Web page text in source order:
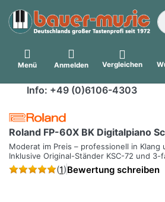
Menü Anmelden Vergleichen
Info: +49 (0)6106-4303
Roland FP-60X BK Digitalpiano
Moderat im Preis – professionell in Klang
Inklusive Original-Ständer KSC-72 und 3-
(1)Bewertung schreiben